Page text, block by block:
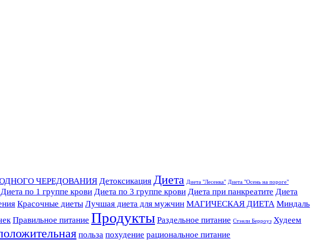
ЧЕРЕДОВАНИЯ Детоксикация Диета Диета "Лесенка" Диета "Осень на пороге"
Диета по 1 группе крови Диета по 3 группе крови Диета при панкреатите Диета
Красочные диеты Лучшая диета для мужчин МАГИЧЕСКАЯ ДИЕТА Миндаль
Правильное питание Продукты Раздельное питание Стэнли Берроуз Худеем
польза похудение рациональное питание